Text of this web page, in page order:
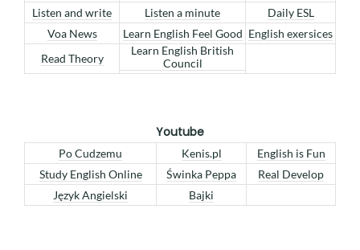
Listen and write
Listen a minute
Daily ESL
Voa News
Learn English Feel Good English exersices
Read Theory
Learn English British
Council
Youtube
Po Cudzemu Kenis.pl
English is Fun
Study English Online
Świnka Peppa
Real Develop
Język Angielski
Bajki